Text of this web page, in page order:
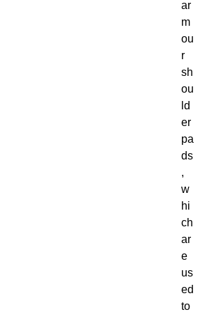
ar
m
ou
r
sh
ou
ld
er
pa
ds
,
w
hi
ch
ar
e
us
ed
to